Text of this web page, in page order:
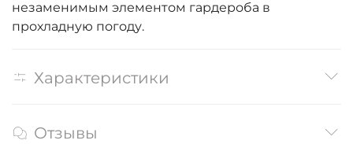
незаменимым элементом гардероба в
прохладную погоду.
Характеристики
Отзывы